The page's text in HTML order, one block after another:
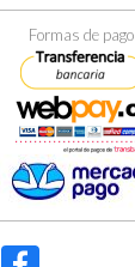
Formas de pago
WhatsApp